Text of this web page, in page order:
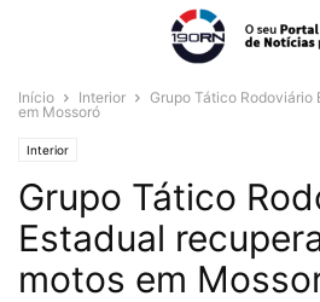
Início Interior
Grupo Tático Rodoviário
em Mossoró
Interior
Grupo Tático
Estadual
motos em